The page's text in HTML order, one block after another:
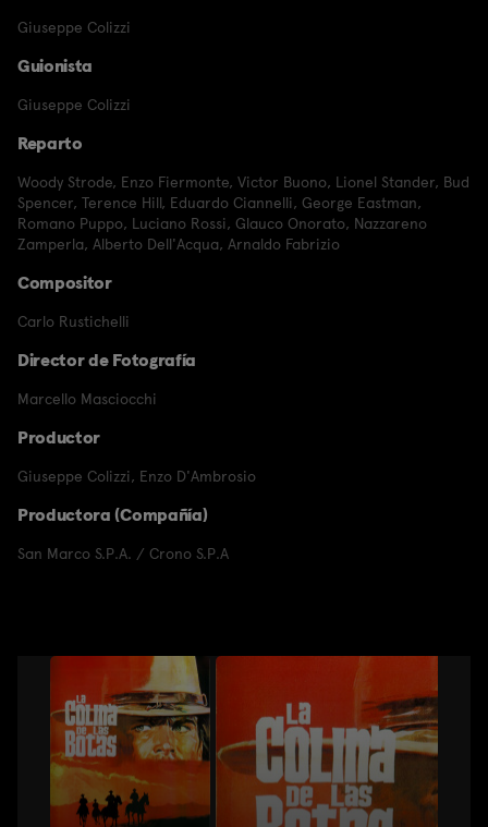
Giuseppe Colizzi
Guionista
Giuseppe Colizzi
Reparto
Woody Strode, Enzo Fiermonte, Victor Buono, Lionel Stander, Bud
Spencer, Terence Hill, Eduardo Ciannelli, George Eastman,
Romano Puppo, Luciano Rossi, Glauco Onorato, Nazzareno
Zamperla, Alberto Dell'Acqua, Arnaldo Fabrizio
Compositor
Carlo Rustichelli
Director de Fotografía
Marcello Masciocchi
Productor
Giuseppe Colizzi, Enzo D'Ambrosio
Productora (Compañía)
San Marco S.P.A. / Crono S.P.A